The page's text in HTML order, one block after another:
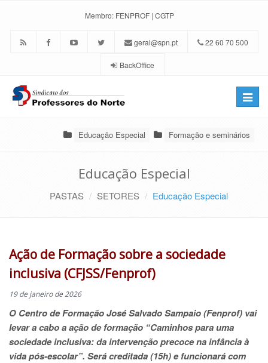
Membro: FENPROF | CGTP
geral@spn.pt 22 60 70 500
BackOffice
Toggle
Educação Especial Formação e seminários
Educação Especial
PASTAS SETORES Educação Especial
Ação de Formação sobre a sociedade
inclusiva (CFJSS/Fenprof)
19 de janeiro de 2026
O Centro de Formação José Salvado Sampaio (Fenprof) vai
levar a cabo a ação de formação “Caminhos para uma
sociedade inclusiva: da intervenção precoce na infância à
vida pós-escolar”. Será creditada (15h) e funcionará com